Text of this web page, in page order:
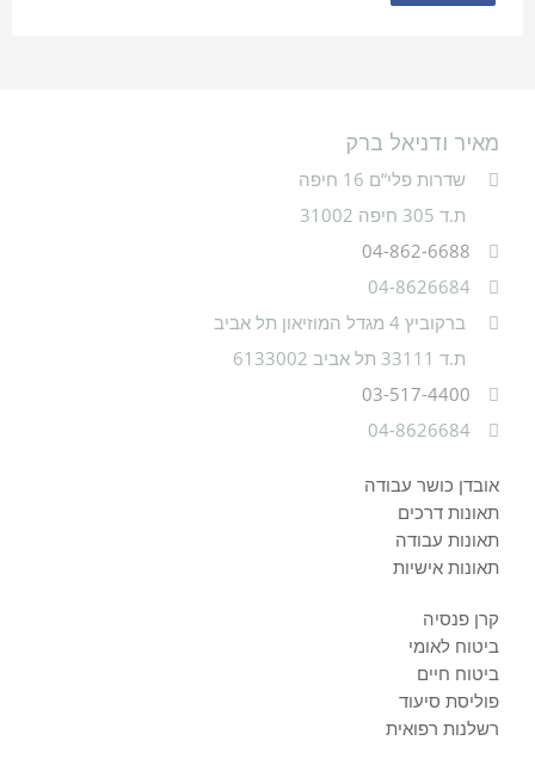
מאיר ודניאל ברק
שדרות פלי“ם 16 חיפה
ת.ד 305 חיפה 31002
04-862-6688
04-8626684
ברקוביץ 4 מגדל המוזיאון תל אביב
ת.ד 33111 תל אביב 6133002
03-517-4400
04-8626684
אובדן כושר עבודה
תאונות דרכים
תאונות עבודה
תאונות אישיות
קרן פנסיה
ביטוח לאומי
ביטוח חיים
פוליסת סיעוד
רשלנות רפואית